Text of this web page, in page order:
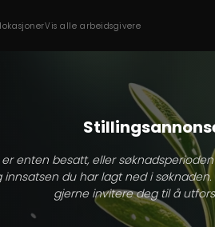
Vis alle arbeidsgivere
er enten besatt, eller
innsatsen du har lagt ned i
gjerne invitere deg til å